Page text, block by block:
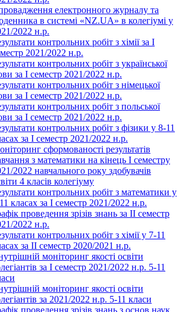
електронного журналу та
в системі «NZ.UA» в колегіумі у
2022 н.р.
контрольних робіт з хімії за І
2021/2022 н.р.
контрольних робіт з української
за І семестр 2021/2022 н.р.
контрольних робіт з німецької
за І семестр 2021/2022 н.р.
контрольних робіт з польської
за І семестр 2021/2022 н.р.
контрольних робіт з фізики у 8-11
за І семестр 2021/2022 н.р.
сформованості результатів
з математики на кінець І семестру
2022 навчального року здобувачів
4 класів колегіуму
контрольних робіт з математики у
класах за І семестр 2021/2022 н.р.
проведення зрізів знань за ІІ семестр
2022 н.р.
контрольних робіт з хімії у 7-11
за ІІ семестр 2020/2021 н.р.
моніторинг якості освіти
за І семестр 2021/2022 н.р. 5-11
моніторинг якості освіти
за 2021/2022 н.р. 5-11 класи